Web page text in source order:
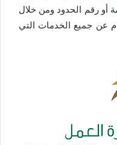
أو رقم الحدود ومن خلال
عن جميع الخدمات التي